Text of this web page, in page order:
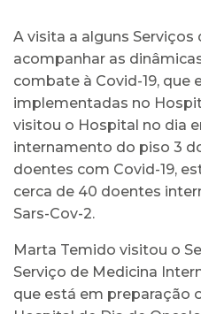
A visita a alguns Serviços
acompanhar as
combate à Covid-19, que
implementadas no
visitou o Hospital no dia
internamento do piso 3
doentes com Covid-19,
cerca de 40 doentes
Sars-Cov-2.
Marta Temido visitou o
Serviço de Medicina
que está em preparação